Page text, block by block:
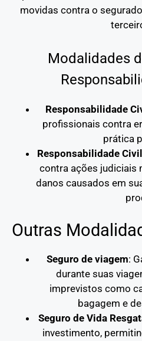
movidas contra o
Modalidades
Responsabilidade
profissionais contra
prática
Responsabilidade
contra ações judiciais
danos causados em
Outras
Seguro de viagem:
durante suas
imprevistos como
bagagem e
Seguro de Vida
investimento,